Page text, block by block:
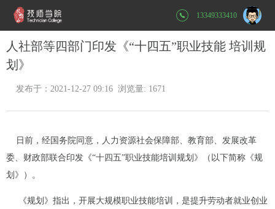
13349333410
人社部等四部门印发《“十四五”职业技能 培训规
划》
发布于：2021-12-27 09:16 浏览量: 1671
日前，经国务院同意，人力资源社会保障部、教育部、发展改革
委、财政部联合印发《“十四五”职业技能培训规划》（以下简称《规
划》）。
《规划》指出，开展大规模职业技能培训，是提升劳动者就业创业